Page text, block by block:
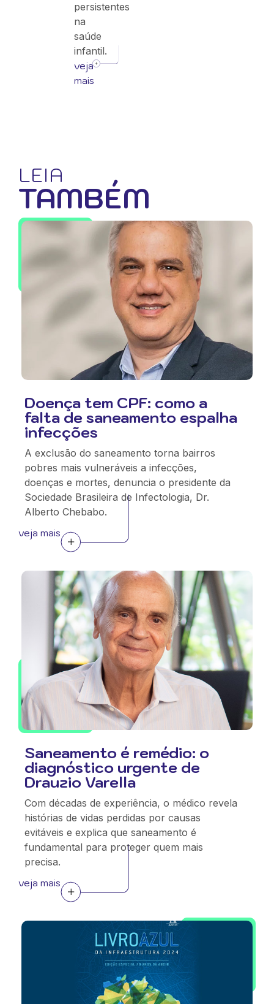
persistentes
na
saúde
infantil.
veja
mais
LEIA
TAMBÉM
Doença tem CPF: como a
falta de saneamento espalha
infecções
A exclusão do saneamento torna bairros
pobres mais vulneráveis a infecções,
doenças e mortes, denuncia o presidente da
Sociedade Brasileira de Infectologia, Dr.
Alberto Chebabo.
veja mais
Saneamento é remédio: o
diagnóstico urgente de
Drauzio Varella
Com décadas de experiência, o médico revela
histórias de vidas perdidas por causas
evitáveis e explica que saneamento é
fundamental para proteger quem mais
precisa.
veja mais